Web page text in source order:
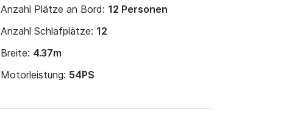
Anzahl Plätze an Bord: 12 Personen
Anzahl Schlafplätze: 12
Breite: 4.37m
Motorleistung: 54PS